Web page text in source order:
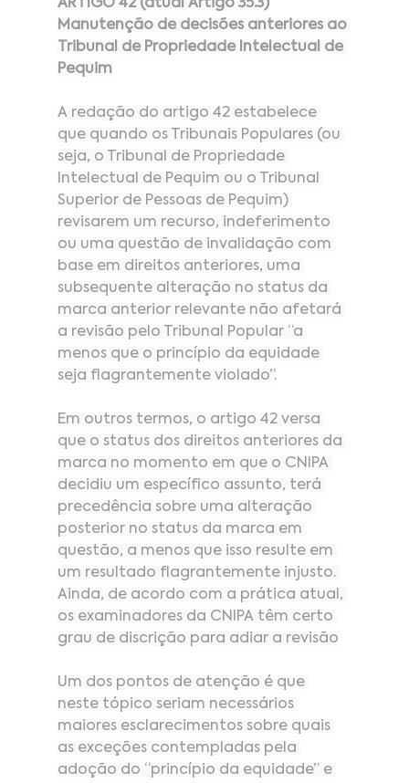
ARTIGO 42 (atual Artigo 35.3)
Manutenção de decisões anteriores ao
Tribunal de Propriedade Intelectual de
Pequim
A redação do artigo 42 estabelece
que quando os Tribunais Populares (ou
seja, o Tribunal de Propriedade
Intelectual de Pequim ou o Tribunal
Superior de Pessoas de Pequim)
revisarem um recurso, indeferimento
ou uma questão de invalidação com
base em direitos anteriores, uma
subsequente alteração no status da
marca anterior relevante não afetará
a revisão pelo Tribunal Popular “a
menos que o princípio da equidade
seja flagrantemente violado”.
Em outros termos, o artigo 42 versa
que o status dos direitos anteriores da
marca no momento em que o CNIPA
decidiu um específico assunto, terá
precedência sobre uma alteração
posterior no status da marca em
questão, a menos que isso resulte em
um resultado flagrantemente injusto.
Ainda, de acordo com a prática atual,
os examinadores da CNIPA têm certo
grau de discrição para adiar a revisão
Um dos pontos de atenção é que
neste tópico seriam necessários
maiores esclarecimentos sobre quais
as exceções contempladas pela
adoção do “princípio da equidade” e